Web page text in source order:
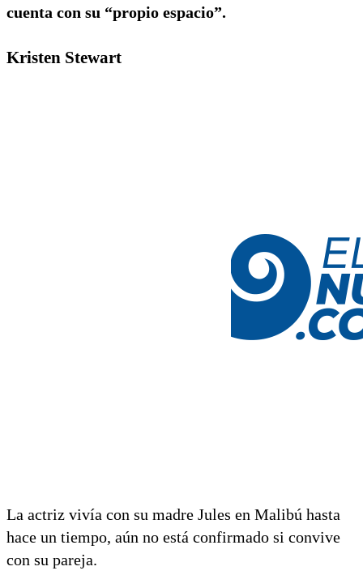
cuenta con su “propio espacio”.
Kristen Stewart
La actriz vivía con su madre Jules en Malibú hasta
hace un tiempo, aún no está confirmado si convive
con su pareja.